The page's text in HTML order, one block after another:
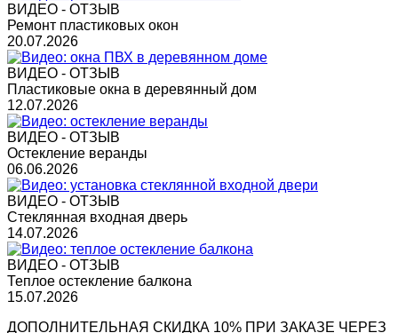
ВИДЕО - ОТЗЫВ
Ремонт пластиковых окон
20.07.2026
ВИДЕО - ОТЗЫВ
Пластиковые окна в деревянный дом
12.07.2026
ВИДЕО - ОТЗЫВ
Остекление веранды
06.06.2026
ВИДЕО - ОТЗЫВ
Стеклянная входная дверь
14.07.2026
ВИДЕО - ОТЗЫВ
Теплое остекление балкона
15.07.2026
ДОПОЛНИТЕЛЬНАЯ СКИДКА 10% ПРИ ЗАКАЗЕ ЧЕРЕЗ